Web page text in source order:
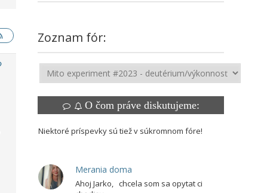
Zoznam fór:
O čom práve diskutujeme:
Niektoré príspevky sú tiež v súkromnom fóre!
Merania doma
Ahoj Jarko, chcela som sa opytat ci